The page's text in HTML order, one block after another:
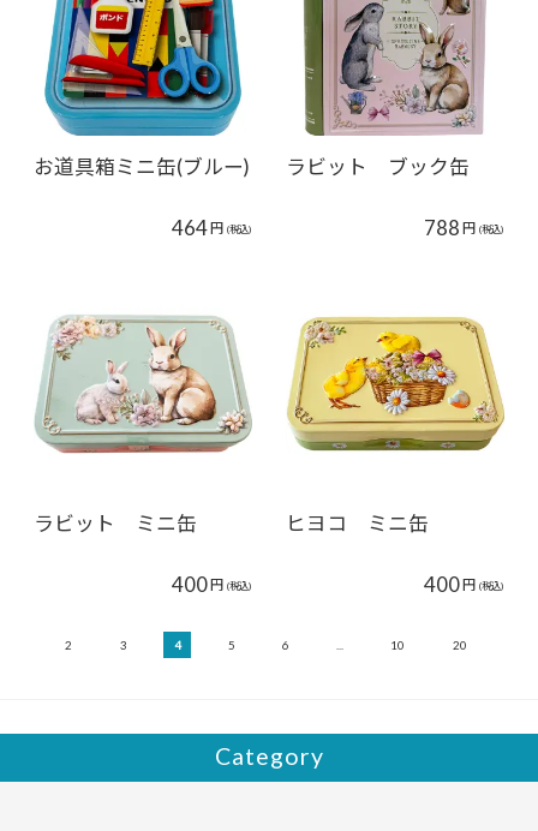
お道具箱ミニ缶(ブルー)
464円 (税込)
ラビット ブック缶
788円 (税込)
ラビット ミニ缶
400円 (税込)
ヒヨコ ミニ缶
400円 (税込)
2 3 4 5 6 10 20
Category